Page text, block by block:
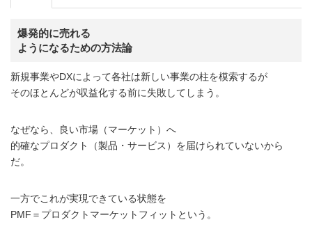
爆発的に売れる
ようになるための方法論
新規事業やDXによって各社は新しい事業の柱を模索するが
そのほとんどが収益化する前に失敗してしまう。
なぜなら、良い市場（マーケット）へ
的確なプロダクト（製品・サービス）を届けられていないから
だ。
一方でこれが実現できている状態を
PMF＝プロダクトマーケットフィットという。